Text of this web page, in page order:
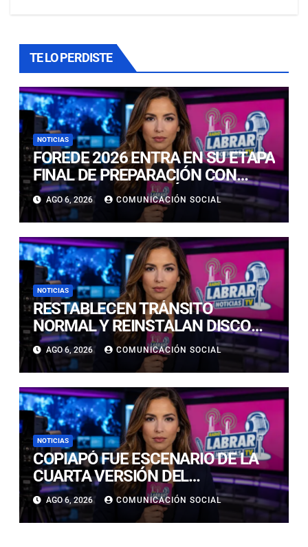
TE LO PERDISTE
NOTICIAS
FOREDE 2026 ENTRA EN SU ETAPA
FINAL DE PREPARACIÓN CON
NUEVAS TECNOLOGÍAS DE
ACCESO Y OPORTUNIDADES PARA
ATACAMA
AGO 6, 2026 COMUNICACIÓN SOCIAL
NOTICIAS
RESTABLECEN TRÁNSITO
NORMAL Y REINSTALAN DISCO
“PARE” TRAS AVANCE DE OBRAS
EN CALLE LUIS FLORES CON JULIO
PRADO
AGO 6, 2026 COMUNICACIÓN SOCIAL
NOTICIAS
COPIAPÓ FUE ESCENARIO DE LA
CUARTA VERSIÓN DEL
CAMPEONATO REGIONAL DE
BANDAS DE GUERRA
ESTUDIANTILES
AGO 6, 2026 COMUNICACIÓN SOCIAL